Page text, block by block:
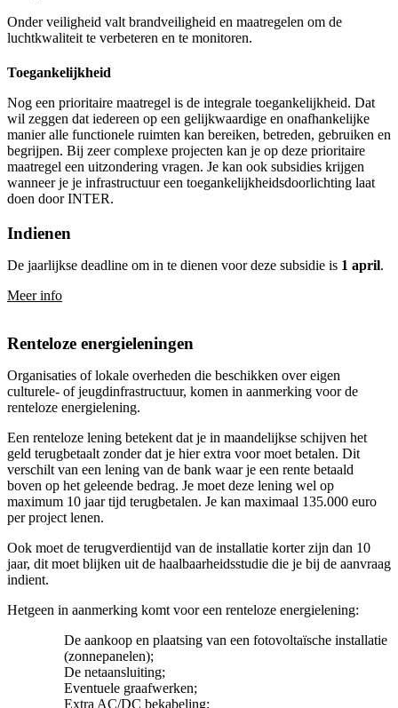
Onder veiligheid valt brandveiligheid en maatregelen om de
luchtkwaliteit te verbeteren en te monitoren.
Toegankelijkheid
Nog een prioritaire maatregel is de integrale toegankelijkheid. Dat
wil zeggen dat iedereen op een gelijkwaardige en onafhankelijke
manier alle functionele ruimten kan bereiken, betreden, gebruiken en
begrijpen. Bij zeer complexe projecten kan je op deze prioritaire
maatregel een uitzondering vragen. Je kan ook subsidies krijgen
wanneer je je infrastructuur een toegankelijkheidsdoorlichting laat
doen door INTER.
Indienen
De jaarlijkse deadline om in te dienen voor deze subsidie is 1 april.
Meer info
Renteloze energieleningen
Organisaties of lokale overheden die beschikken over eigen
culturele- of jeugdinfrastructuur, komen in aanmerking voor de
renteloze energielening.
Een renteloze lening betekent dat je in maandelijkse schijven het
geld terugbetaalt zonder dat je hier extra voor moet betalen. Dit
verschilt van een lening van de bank waar je een rente betaald
boven op het geleende bedrag. Je moet deze lening wel op
maximum 10 jaar tijd terugbetalen. Je kan maximaal 135.000 euro
per project lenen.
Ook moet de terugverdientijd van de installatie korter zijn dan 10
jaar, dit moet blijken uit de haalbaarheidsstudie die je bij de aanvraag
indient.
Hetgeen in aanmerking komt voor een renteloze energielening:
De aankoop en plaatsing van een fotovoltaïsche installatie
(zonnepanelen);
De netaansluiting;
Eventuele graafwerken;
Extra AC/DC bekabeling;